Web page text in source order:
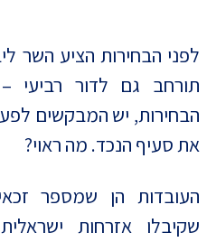
לפני הבחירות הציע השר
תורחב גם לדור רביעי
הבחירות, יש המבקשים
את סעיף הנכד. מה ראוי?
העובדות הן שמספר
שקיבלו אזרחות